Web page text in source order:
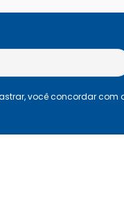
você concordar com